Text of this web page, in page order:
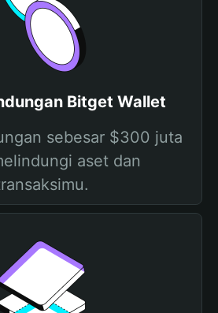
Bitget Wallet
sebesar $300 juta
aset dan